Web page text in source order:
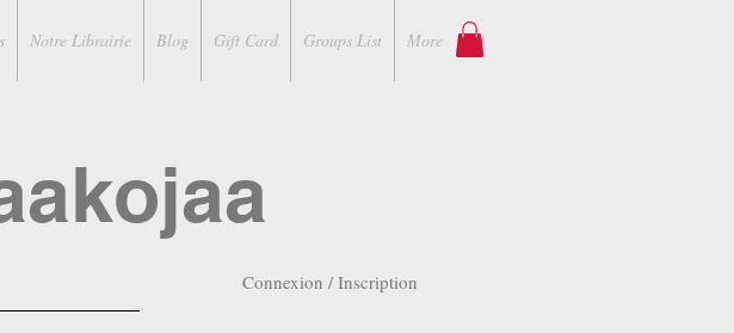
Notre Librairie Blog Gift Card Groups List More
Connexion / Inscription